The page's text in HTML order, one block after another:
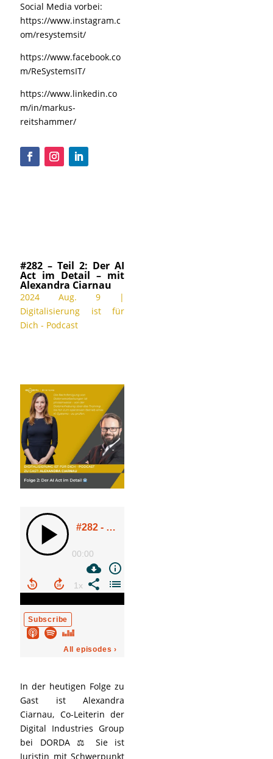
Social Media vorbei:
https://www.instagram.c
om/resystemsit/
https://www.facebook.co
m/ReSystemsIT/
https://www.linkedin.co
m/in/markus-
reitshammer/
#282 – Teil 2: Der AI
Act im Detail – mit
Alexandra Ciarnau
2024 Aug. 9 |
Digitalisierung ist für
Dich - Podcast
In der heutigen Folge zu
Gast ist Alexandra
Ciarnau, Co-Leiterin der
Digital Industries Group
bei DORDA ⚖️ Sie ist
Juristin mit Schwerpunkt